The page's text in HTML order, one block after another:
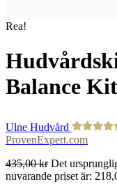
Rea!
Balance
Ulne Hudvård
ProvenExpert.com
435,00kr Det
nuvarande priset är: